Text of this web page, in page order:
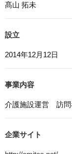
ためにCookieを
せん。この機能
8. プライバシー
シーポリシーで
髙山 拓未
設立
2014年12月12日
事業内容
介護施設運営 訪
企業サイト